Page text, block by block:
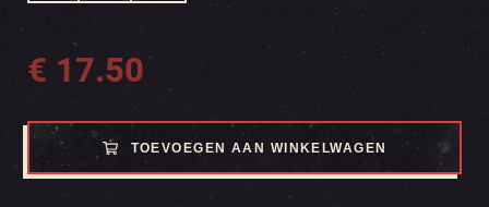
€ 17.50
TOEVOEGEN AAN WINKELWAGEN